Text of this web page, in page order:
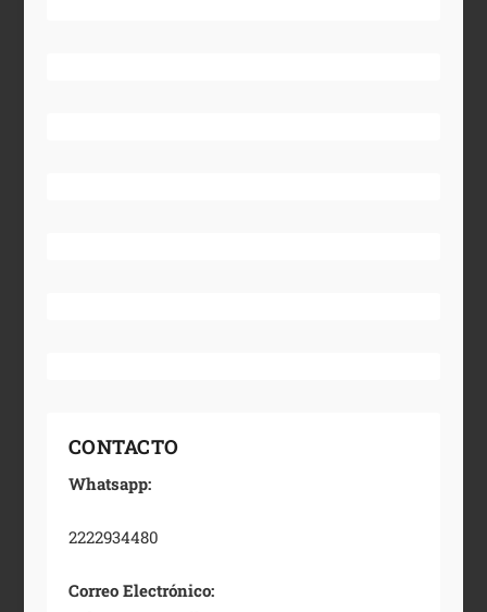
CONTACTO
Whatsapp:
2222934480
Correo Electrónico: